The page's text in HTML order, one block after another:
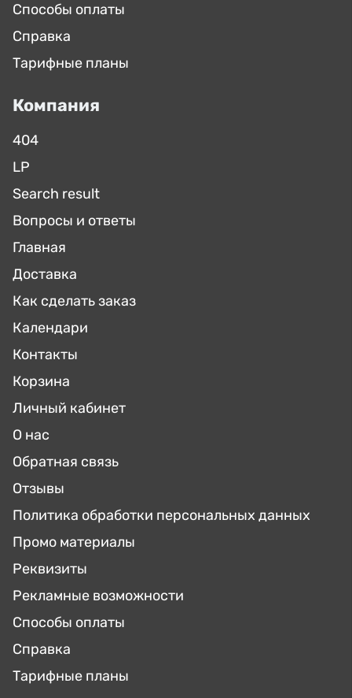
Способы оплаты
Справка
Тарифные планы
Компания
404
LP
Search result
Вопросы и ответы
Главная
Доставка
Как сделать заказ
Календари
Контакты
Корзина
Личный кабинет
О нас
Обратная связь
Отзывы
Политика обработки персональных данных
Промо материалы
Реквизиты
Рекламные возможности
Способы оплаты
Справка
Тарифные планы